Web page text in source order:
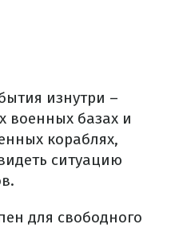
изнутри –
военных базах и
кораблях,
ситуацию
для свободного